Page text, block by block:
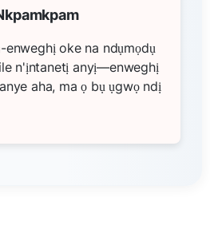
oke na ndụmọdụ
n'ịntanetị anyị—enweghị
aha, ma ọ bụ ụgwọ ndị